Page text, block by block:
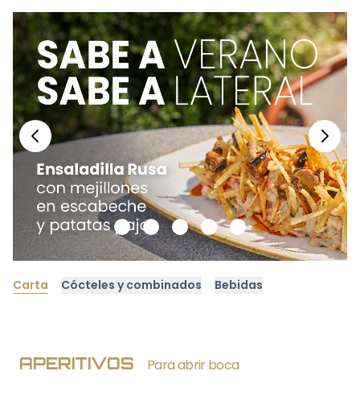
Carta Cócteles y combinados Bebidas
APERITIVOS Para abrir boca